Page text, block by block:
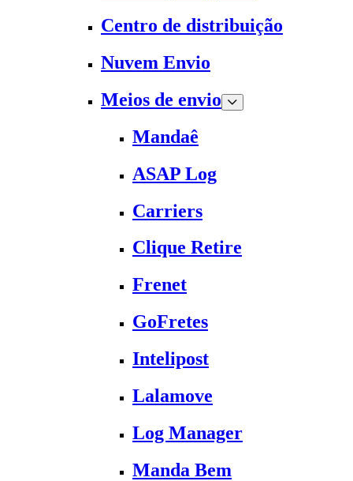
Centro de distribuição
Nuvem Envio
Meios de envio
Mandaê
ASAP Log
Carriers
Clique Retire
Frenet
GoFretes
Intelipost
Lalamove
Log Manager
Manda Bem